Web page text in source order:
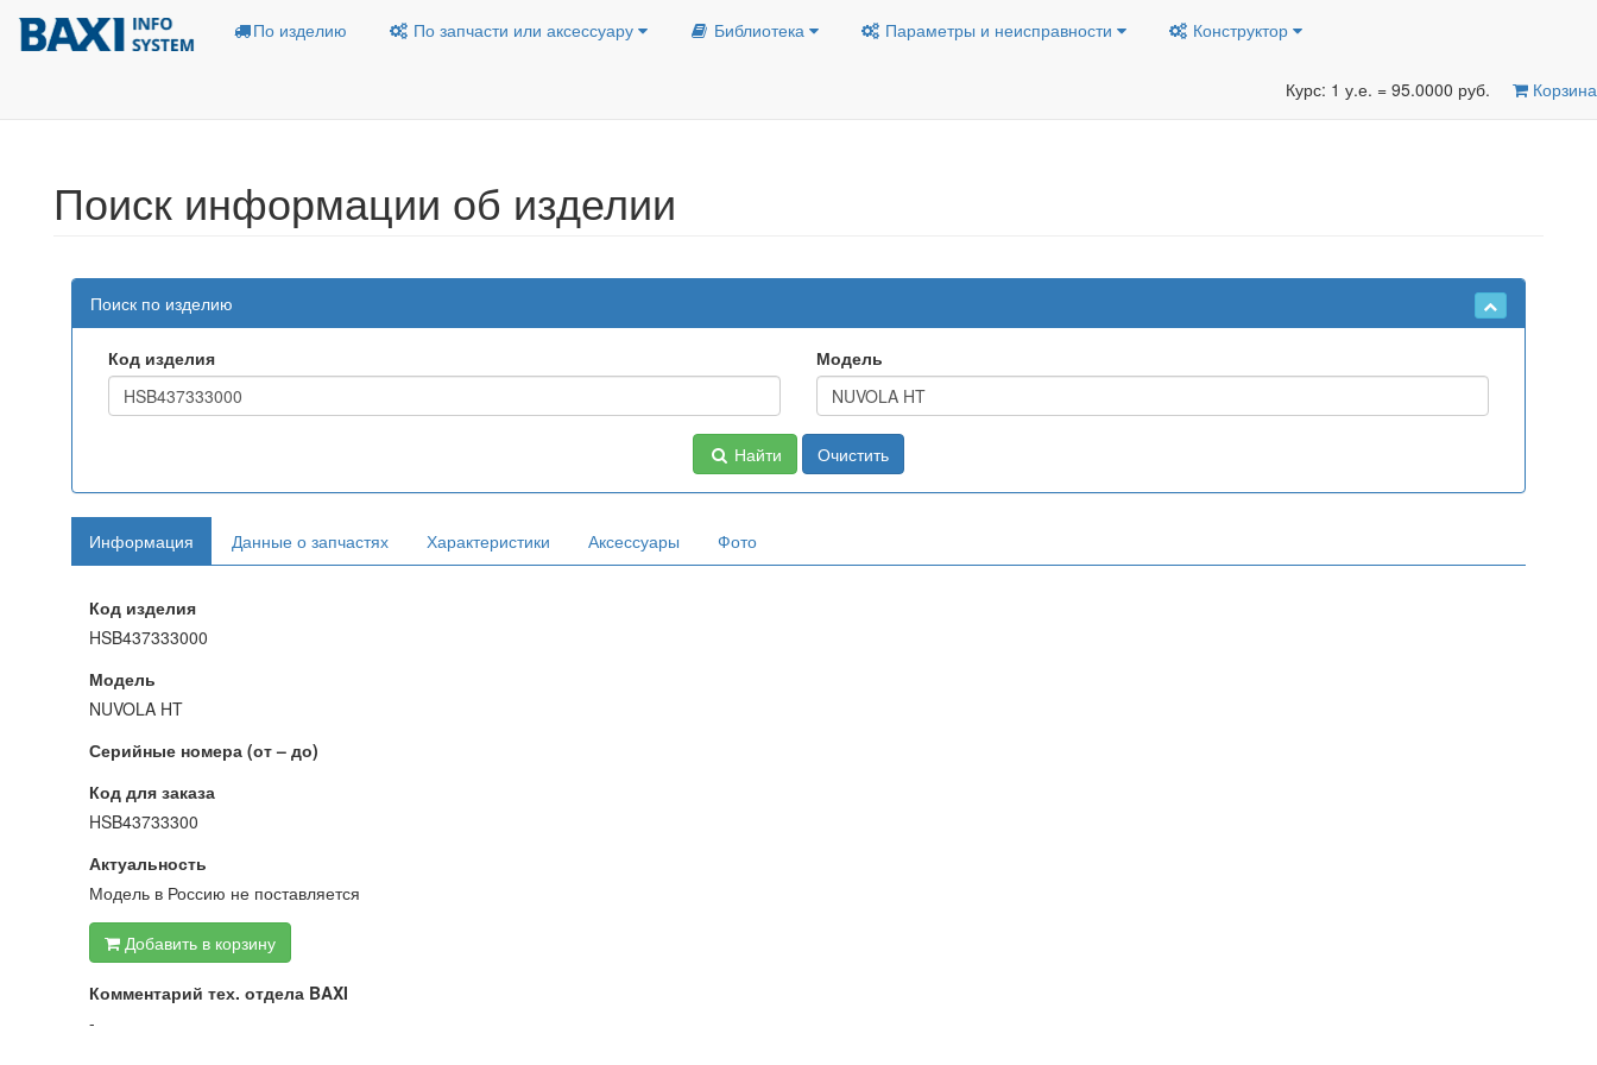
По изделию По запчасти или аксессуару Библиотека Параметры и неисправности Конструктор
Курс: 1 у.е. = 95.0000 руб. Корзина
Поиск информации об изделии
Поиск по изделию
Код изделия Модель
Найти Очистить
Информация Данные о запчастях Характеристики Аксессуары Фото
Код изделия
HSB437333000
Модель
NUVOLA HT
Серийные номера (от – до)
Код для заказа
HSB43733300
Актуальность
Модель в Россию не поставляется
Добавить в корзину
Комментарий тех. отдела BAXI
-